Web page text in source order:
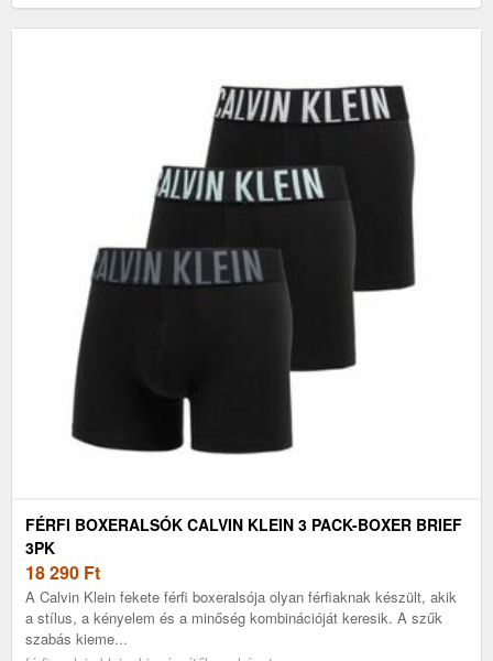
FÉRFI BOXERALSÓK CALVIN KLEIN 3 PACK-BOXER BRIEF
3PK
18 290 Ft
A Calvin Klein fekete férfi boxeralsója olyan férfiaknak készült, akik
a stílus, a kényelem és a minőség kombinációját keresik. A szűk
szabás kieme...